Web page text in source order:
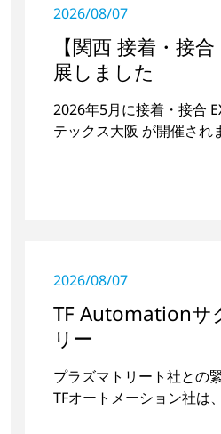
2026/08/07
【関西 接着・接
展しました
2026年5月に接着・接合
テックス大阪 が開催され
2026/08/07
TF Automationサ
リー
プラズマトリート社との
TFオートメーション社は
アハンドルの凹部を前処